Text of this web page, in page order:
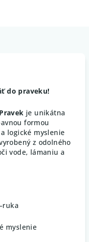
do praveku!
je unikátna
formou
logické myslenie
z odolného
vode, lámaniu a
myslenie